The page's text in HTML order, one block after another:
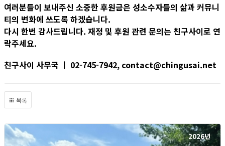
여러분들이 보내주신 소중한 후원금은 성소수자들의 삶과 커뮤니
티의 변화에 쓰도록 하겠습니다.
다시 한번 감사드립니다. 재정 및 후원 관련 문의는 친구사이로 연
락주세요.
친구사이 사무국 ㅣ 02-745-7942, contact@chingusai.net
목록
2026년